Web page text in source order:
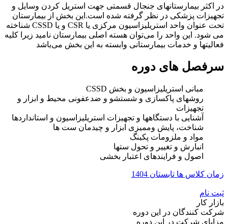
در اکثر بیمارستانهای جنجال قسمتی جهت استریل کردن وسایل و
تجهیزات پزشکی در نظر گرفته شده است.این بخش از بیمارستان
تحت عنوان واحد استریلیزاسیون مرکزی یا CSR و یا CSSD شناخته
می شود. این واحد را می‌توان هسته اصلی بیمارستان نامید زیرا کلیه
فعالیتها و خدمات بیمارستانی وابسته به این بخش می‌باشد
سرفصل های دوره
مبانی استریلیزاسیون و بخش CSSD
روشهای پاکسازی و شستشو و ضدعفونی محیط و ابزار و
تجهیزات
آشنایی با دستگاهها و تجهیزات استریلیزاسیون و استانداردها
شناخت، پایش وممیزی ابزار و چیدمان ست ها
مواد و ملزومات پکینگ
انبارش و تغییر و تحول ستها
اصول و فرایندهای اعتبار بخشی
زمان کلاس ها تابستان 1404
ثبت نام
بازار کار
شرکت کنندگان در این دوره
مزایای شرکت در این دوره